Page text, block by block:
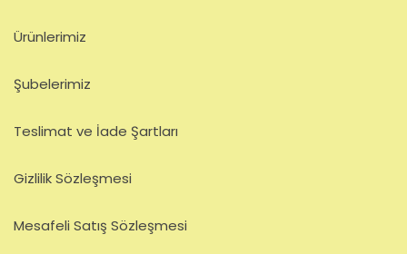
Ürünlerimiz
Şubelerimiz
Teslimat ve İade Şartları
Gizlilik Sözleşmesi
Mesafeli Satış Sözleşmesi